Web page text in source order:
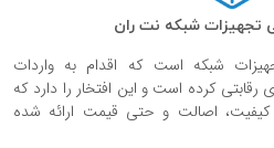
تجهیزات شبکه نت ران
شبکه است که اقدام به واردات
کرده است و این افتخار را دارد که
اصالت و حتی قیمت ارائه شده